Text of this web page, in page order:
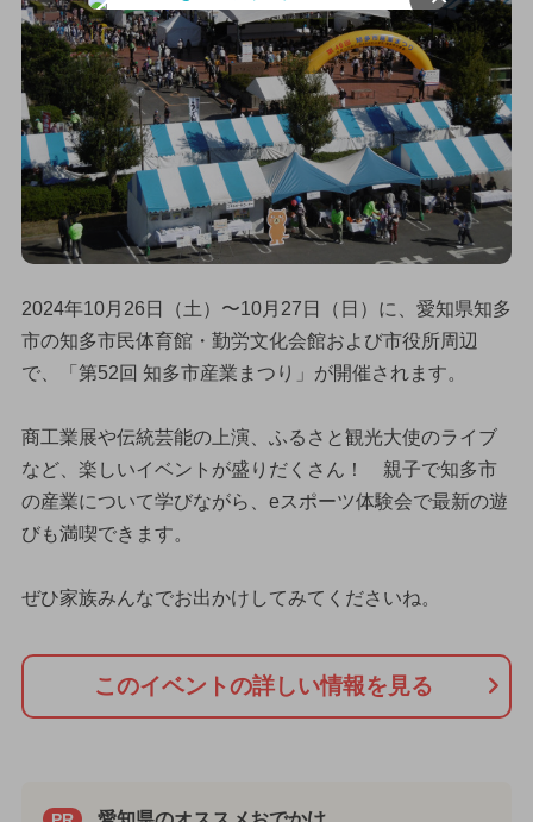
2024年10月26日（土）〜10月27日（日）に、愛知県知多
市の知多市民体育館・勤労文化会館および市役所周辺
で、「第52回 知多市産業まつり」が開催されます。
商工業展や伝統芸能の上演、ふるさと観光大使のライブ
など、楽しいイベントが盛りだくさん！ 親子で知多市
の産業について学びながら、eスポーツ体験会で最新の遊
びも満喫できます。
ぜひ家族みんなでお出かけしてみてくださいね。
このイベントの詳しい情報を見る